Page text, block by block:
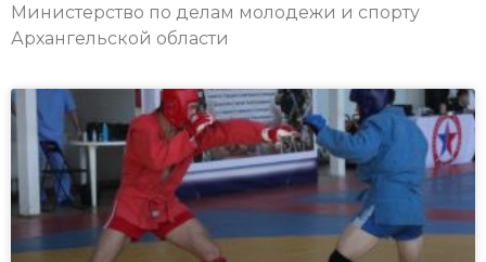
Министерство по делам молодежи и спорту
Архангельской области